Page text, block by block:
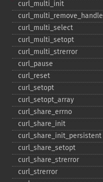
curl_​multi_​init
curl_​multi_​remove_​handle
curl_​multi_​select
curl_​multi_​setopt
curl_​multi_​strerror
curl_​pause
curl_​reset
curl_​setopt
curl_​setopt_​array
curl_​share_​errno
curl_​share_​init
curl_​share_​init_​persistent
curl_​share_​setopt
curl_​share_​strerror
curl_​strerror